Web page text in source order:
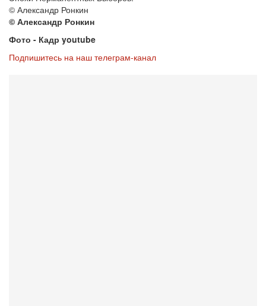
© Александр Ронкин
© Александр Ронкин
Фото - Кадр youtube
Подпишитесь на наш телеграм-канал